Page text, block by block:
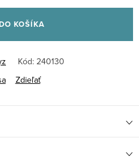
KOŠÍKA
Kód: 240130
Zdieľať